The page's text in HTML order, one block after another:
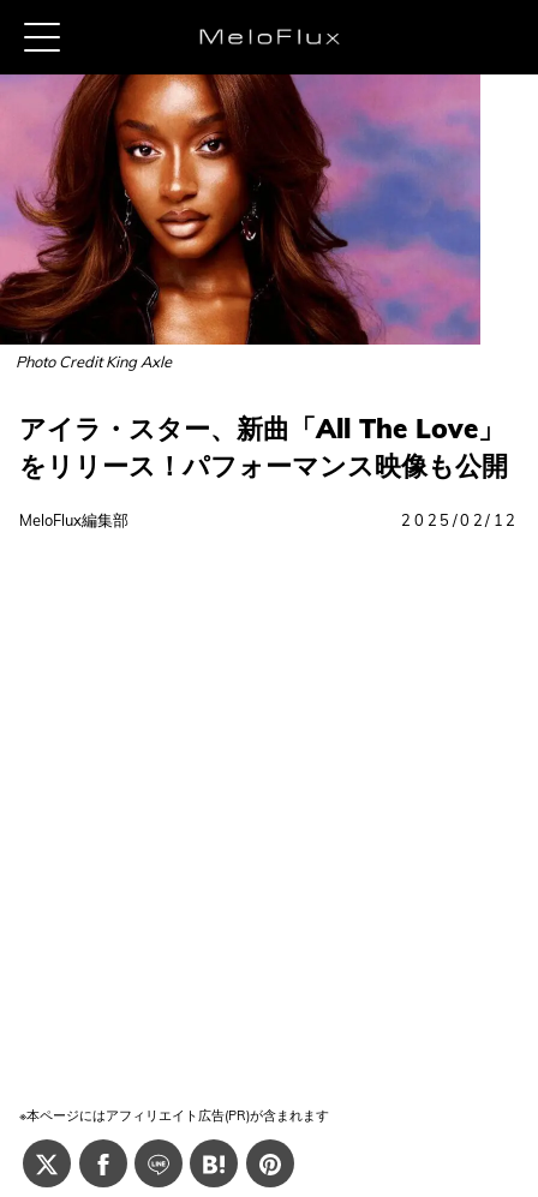
Photo Credit King Axle
アイラ・スター、新曲「All The Love」
をリリース！パフォーマンス映像も公開
MeloFlux編集部 2025/02/12
※本ページにはアフィリエイト広告(PR)が含まれます